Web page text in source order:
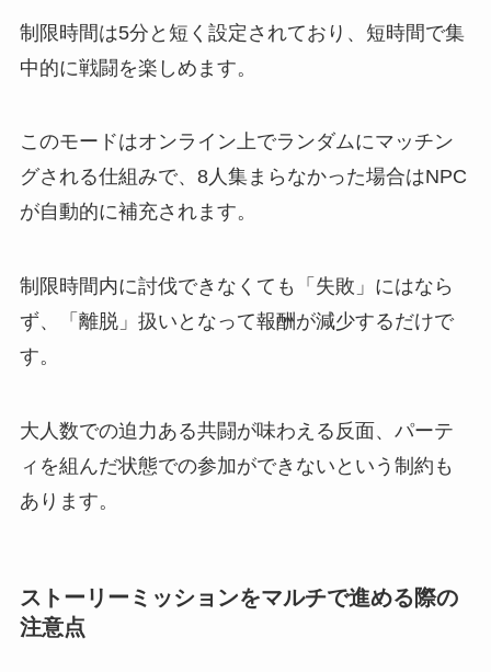
制限時間は5分と短く設定されており、短時間で集
中的に戦闘を楽しめます。
このモードはオンライン上でランダムにマッチン
グされる仕組みで、8人集まらなかった場合はNPC
が自動的に補充されます。
制限時間内に討伐できなくても「失敗」にはなら
ず、「離脱」扱いとなって報酬が減少するだけで
す。
大人数での迫力ある共闘が味わえる反面、パーテ
ィを組んだ状態での参加ができないという制約も
あります。
ストーリーミッションをマルチで進める際の
注意点